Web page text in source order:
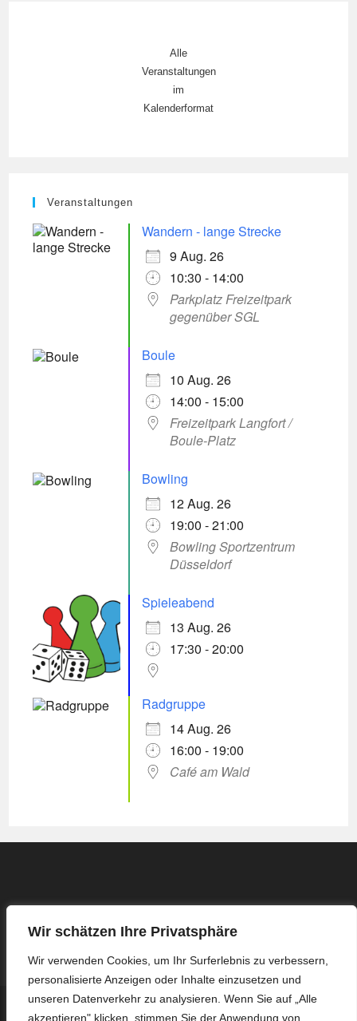
Wir schätzen Ihre Privatsphäre
Wir verwenden Cookies, um Ihr Surferlebnis zu verbessern,
personalisierte Anzeigen oder Inhalte einzusetzen und
unseren Datenverkehr zu analysieren. Wenn Sie auf „Alle
akzeptieren" klicken, stimmen Sie der Anwendung von
Alle
Veranstaltungen
im
Kalenderformat
Veranstaltungen
Wandern - lange Strecke
9 Aug. 26
10:30 - 14:00
Parkplatz Freizeitpark
gegenüber SGL
Boule
10 Aug. 26
14:00 - 15:00
Freizeitpark Langfort /
Boule-Platz
Bowling
12 Aug. 26
19:00 - 21:00
Bowling Sportzentrum
Düsseldorf
Spieleabend
13 Aug. 26
17:30 - 20:00
Radgruppe
14 Aug. 26
16:00 - 19:00
Café am Wald
Kontakt
Impressum / Datenschutzerklärung
Protokoll Basis-Treffen – 16.03.2026
Protokoll Basis-Treffen – 13.04.2026